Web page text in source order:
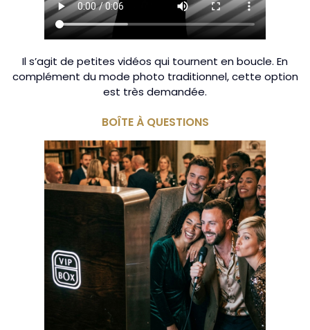
Il s’agit de petites vidéos qui tournent en boucle. En
complément du mode photo traditionnel, cette option
est très demandée.
BOÎTE À QUESTIONS